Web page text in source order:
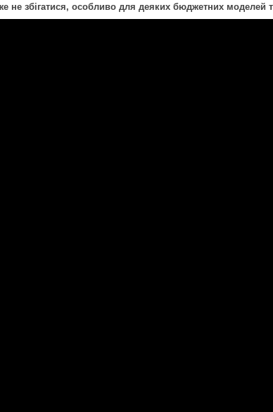
не збігатися, особливо для деяких бюджетних моделей